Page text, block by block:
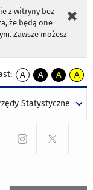
z witryny bez
że będą one
Zawsze możesz
A
kontrast
A
kontrast
tekst
czarnym
A
kontrast
tekst
czarnym
A
tekst
żółtym
Statystyczne